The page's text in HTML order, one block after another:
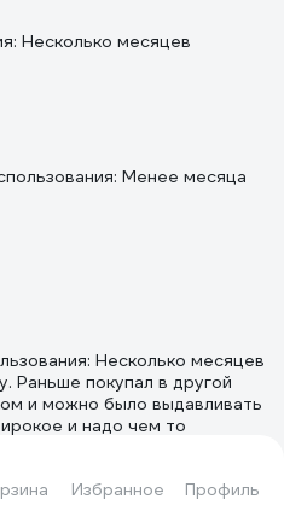
Избранное Профиль
Несколько месяцев
Менее месяца
Несколько месяцев
Раньше покупал в другой
и можно было выдавливать
и надо чем то
удобно, точнее очень не